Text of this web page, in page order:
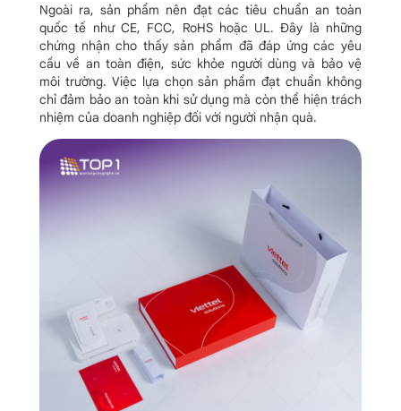
Ngoài ra, sản phẩm nên đạt các tiêu chuẩn an toàn
quốc tế như CE, FCC, RoHS hoặc UL. Đây là những
chứng nhận cho thấy sản phẩm đã đáp ứng các yêu
cầu về an toàn điện, sức khỏe người dùng và bảo vệ
môi trường. Việc lựa chọn sản phẩm đạt chuẩn không
chỉ đảm bảo an toàn khi sử dụng mà còn thể hiện trách
nhiệm của doanh nghiệp đối với người nhận quà.